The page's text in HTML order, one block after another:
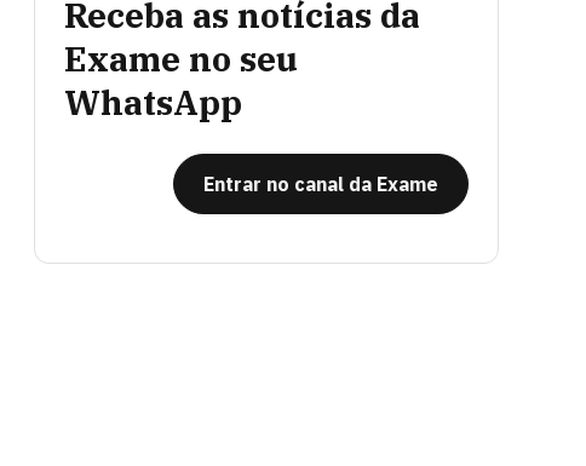
Receba as notícias da
Exame no seu
WhatsApp
Entrar no canal da Exame